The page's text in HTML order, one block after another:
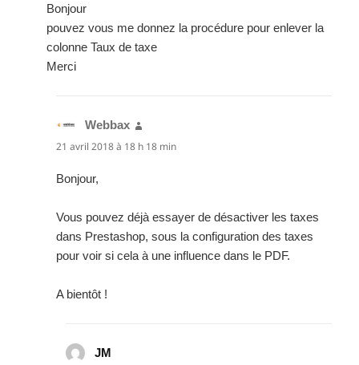
Bonjour
pouvez vous me donnez la procédure pour enlever la
colonne Taux de taxe
Merci
Webbax
21 avril 2018 à 18 h 18 min
Bonjour,
Vous pouvez déjà essayer de désactiver les taxes
dans Prestashop, sous la configuration des taxes
pour voir si cela à une influence dans le PDF.
A bientôt !
JM